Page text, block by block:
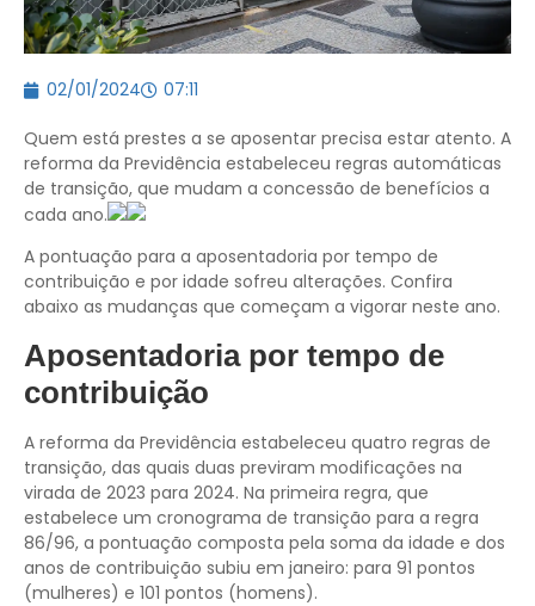
02/01/2024 07:11
Quem está prestes a se aposentar precisa estar atento. A
reforma da Previdência estabeleceu regras automáticas
de transição, que mudam a concessão de benefícios a
cada ano.
A pontuação para a aposentadoria por tempo de
contribuição e por idade sofreu alterações. Confira
abaixo as mudanças que começam a vigorar neste ano.
Aposentadoria por tempo de
contribuição
A reforma da Previdência estabeleceu quatro regras de
transição, das quais duas previram modificações na
virada de 2023 para 2024. Na primeira regra, que
estabelece um cronograma de transição para a regra
86/96, a pontuação composta pela soma da idade e dos
anos de contribuição subiu em janeiro: para 91 pontos
(mulheres) e 101 pontos (homens).